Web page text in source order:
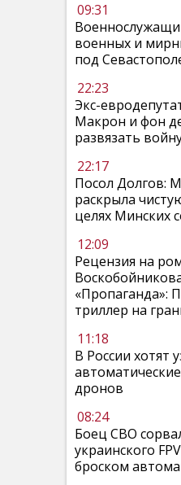
09:31
военных и
под
22:23
Экс-
Макрон и фон
развязать
22:17
Посол Долгов:
раскрыла
целях Минских
12:09
Рецензия на
«Пропаганда»:
триллер на
11:18
В России хотят
дронов
08:24
Боец СВО
украинского
броском